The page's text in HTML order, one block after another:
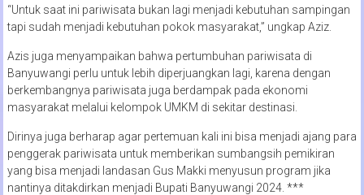
“Untuk saat ini pariwisata bukan lagi menjadi kebutuhan sampingan
tapi sudah menjadi kebutuhan pokok masyarakat,” ungkap Aziz.
Azis juga menyampaikan bahwa pertumbuhan pariwisata di
Banyuwangi perlu untuk lebih diperjuangkan lagi, karena dengan
berkembangnya pariwisata juga berdampak pada ekonomi
masyarakat melalui kelompok UMKM di sekitar destinasi.
Dirinya juga berharap agar pertemuan kali ini bisa menjadi ajang para
penggerak pariwisata untuk memberikan sumbangsih pemikiran
yang bisa menjadi landasan Gus Makki menyusun program jika
nantinya ditakdirkan menjadi Bupati Banyuwangi 2024. ***